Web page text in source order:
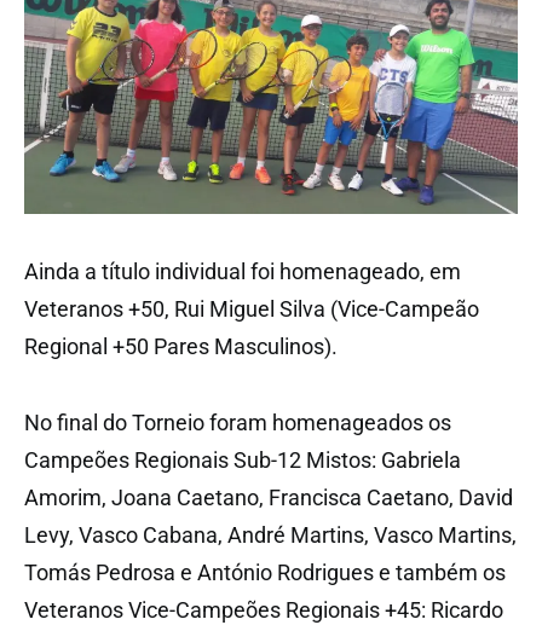
Ainda a título individual foi homenageado, em
Veteranos +50, Rui Miguel Silva (Vice-Campeão
Regional +50 Pares Masculinos).
No final do Torneio foram homenageados os
Campeões Regionais Sub-12 Mistos: Gabriela
Amorim, Joana Caetano, Francisca Caetano, David
Levy, Vasco Cabana, André Martins, Vasco Martins,
Tomás Pedrosa e António Rodrigues e também os
Veteranos Vice-Campeões Regionais +45: Ricardo